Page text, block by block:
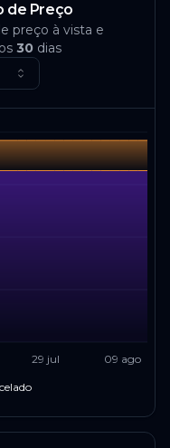
de Preço
preço à vista e
30dias
29 jul 09 ago